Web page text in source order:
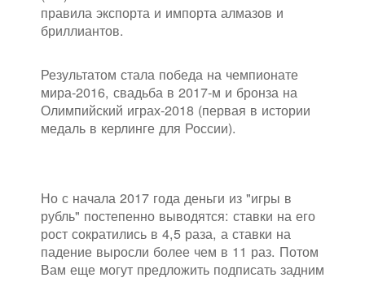
правила экспорта и импорта алмазов и
бриллиантов.
Результатом стала победа на чемпионате
мира-2016, свадьба в 2017-м и бронза на
Олимпийский играх-2018 (первая в истории
медаль в керлинге для России).
Но с начала 2017 года деньги из "игры в
рубль" постепенно выводятся: ставки на его
рост сократились в 4,5 раза, а ставки на
падение выросли более чем в 11 раз. Потом
Вам еще могут предложить подписать задним